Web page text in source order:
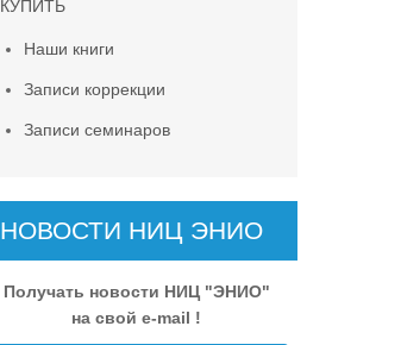
КУПИТЬ
Наши книги
Записи коррекции
Записи семинаров
НОВОСТИ НИЦ ЭНИО
Получать новости НИЦ "ЭНИО"
на свой e-mail !